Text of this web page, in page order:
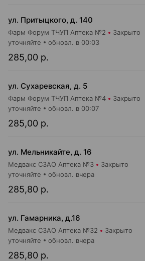
ул. Притыцкого, д. 140
Фарм Форум ТЧУП Аптека №2 Закрыто
285,00 р.
уточняйте обновл. в 00:03
ул. Сухаревская, д. 5
Фарм Форум ТЧУП Аптека №4 Закрыто
285,00 р.
уточняйте обновл. в 00:07
ул. Мельникайте, д. 16
Медвакс СЗАО Аптека №3 Закрыто
285,80 р.
уточняйте обновл. вчера
ул. Гамарника, д.16
Медвакс СЗАО Аптека №32 Закрыто
285,80 р.
уточняйте обновл. вчера